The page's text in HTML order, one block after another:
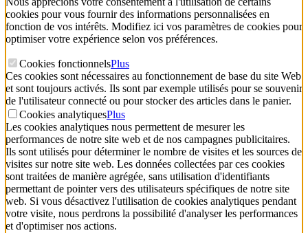
cookies pour vous fournir des informations personnalisées en
fonction de vos intérêts. Modifiez ici vos paramètres de cookies pour
optimiser votre expérience selon vos préférences.
Cookies fonctionnelsPlus
Ces cookies sont nécessaires au fonctionnement de base du site Web
et sont toujours activés. Ils sont par exemple utilisés pour se souvenir
de l'utilisateur connecté ou pour stocker des articles dans le panier.
Cookies analytiquesPlus
Les cookies analytiques nous permettent de mesurer les
performances de notre site web et de nos campagnes publicitaires.
Ils sont utilisés pour déterminer le nombre de visites et les sources de
visites sur notre site web. Les données collectées par ces cookies
sont traitées de manière agrégée, sans utilisation d'identifiants
permettant de pointer vers des utilisateurs spécifiques de notre site
web. Si vous désactivez l'utilisation de cookies analytiques pendant
votre visite, nous perdrons la possibilité d'analyser les performances
et d'optimiser nos actions.